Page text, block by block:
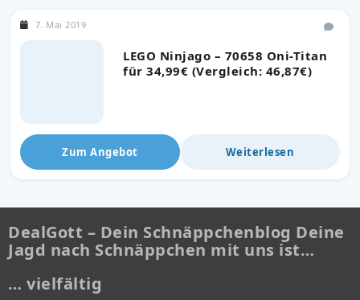
LEGO Ninjago – 70658 Oni-Titan
für 34,99€ (Vergleich: 46,87€)
7. Mai 2019
Zum Angebot Weiterlesen
DealGott – Dein Schnäppchenblog Deine
Jagd nach Schnäppchen mit uns ist…
… vielfältig